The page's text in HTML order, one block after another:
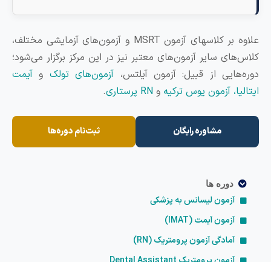
علاوه بر کلاسهای آزمون MSRT و آزمون‌های آزمایشی مختلف،
سایر آزمون‌های معتبر نیز در این مرکز برگزار می‌شود؛
از قبیل: آزمون آیلتس،آزمون‌های تولکو آیمت
آزمون یوس ترکیهوRN پرستاری .
مشاوره رایگان ثبت‌نام دوره‌ها
دوره ها
آزمون لیسانس به پزشکی
آزمون آیمت (IMAT)
آمادگی آزمون پرومتریک (RN)